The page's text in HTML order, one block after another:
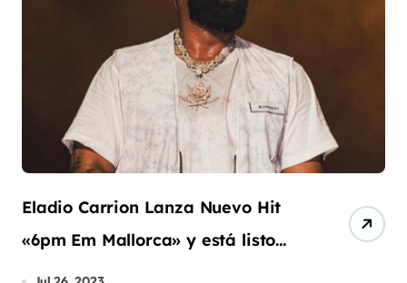
Eladio Carrion Lanza Nuevo Hit
«6pm Em Mallorca» y está listo
para su gira en Colombia